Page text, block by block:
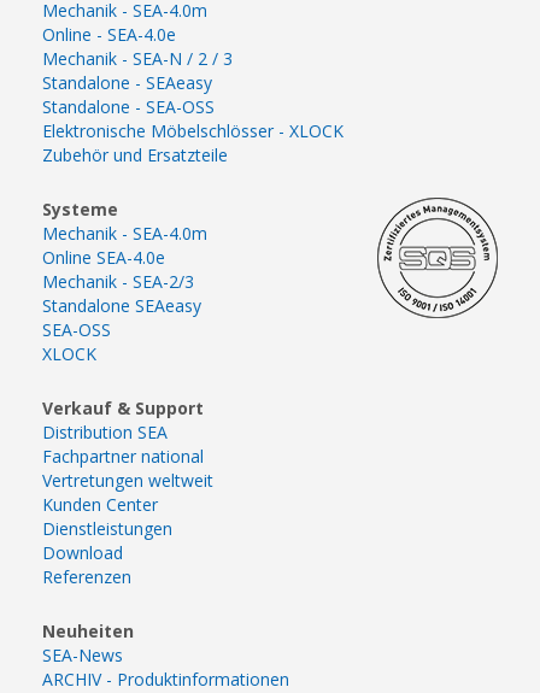
Mechanik - SEA-4.0m
Online - SEA-4.0e
Mechanik - SEA-N / 2 / 3
Standalone - SEAeasy
Standalone - SEA-OSS
Elektronische Möbelschlösser - XLOCK
Zubehör und Ersatzteile
Systeme
Mechanik - SEA-4.0m
Online SEA-4.0e
Mechanik - SEA-2/3
Standalone SEAeasy
SEA-OSS
XLOCK
Verkauf & Support
Distribution SEA
Fachpartner national
Vertretungen weltweit
Kunden Center
Dienstleistungen
Download
Referenzen
Neuheiten
SEA-News
ARCHIV - Produktinformationen